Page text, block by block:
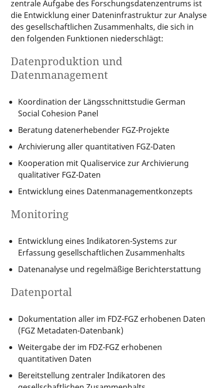
zentrale Aufgabe des Forschungsdatenzentrums ist
die Entwicklung einer Dateninfrastruktur zur Analyse
des gesellschaftlichen Zusammenhalts, die sich in
den folgenden Funktionen niederschlägt:
Datenproduktion und
Datenmanagement
Koordination der Längsschnittstudie German
Social Cohesion Panel
Beratung datenerhebender FGZ-Projekte
Archivierung aller quantitativen FGZ-Daten
Kooperation mit Qualiservice zur Archivierung
qualitativer FGZ-Daten
Entwicklung eines Datenmanagementkonzepts
Monitoring
Entwicklung eines Indikatoren-Systems zur
Erfassung gesellschaftlichen Zusammenhalts
Datenanalyse und regelmäßige Berichterstattung
Datenportal
Dokumentation aller im FDZ-FGZ erhobenen Daten
(FGZ Metadaten-Datenbank)
Weitergabe der im FDZ-FGZ erhobenen
quantitativen Daten
Bereitstellung zentraler Indikatoren des